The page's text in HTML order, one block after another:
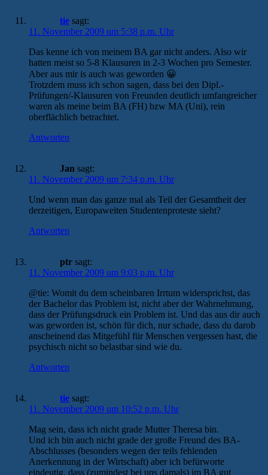
tie sagt:
11. November 2009 um 5:38 p.m. Uhr
Das kenne ich von meinem BA gar nicht anders. Also wir
hatten meist so 5-8 Klausuren in 2-3 Wochen pro Semester.
Aber aus mir is auch was geworden 😀
Trotzdem muss ich schon sagen, dass bei den Dipl.-
Prüfungen/-Klausuren von Freunden deutlich umfangreicher
waren als meine beim BA (FH) bzw MA (Uni), rein
oberflächlich betrachtet.
Antworten
Jan sagt:
11. November 2009 um 7:34 p.m. Uhr
Und wenn man das ganze mal als Teil der Gesamtheit der
derzeitigen, Europaweiten Studentenproteste sieht?
Antworten
ptr sagt:
11. November 2009 um 9:03 p.m. Uhr
@tie: Womit du dem scheinbaren Irrtum widersprichst, das
der Bachelor das Problem ist, nicht aber der Wahrnehmung,
dass der Prüfungsdruck ein Problem ist. Und das aus dir auch
was geworden ist, schön für dich, nur schade, dass du darob
anscheinend das Mitgefühl für Menschen vergessen hast, die
psychisch nicht so belastbar sind wie du.
Antworten
tie sagt:
11. November 2009 um 10:52 p.m. Uhr
Mag sein, dass ich nicht grade Mutter Theresa bin.
Und ich bin auch nicht grade der große Freund des BA-
Abschlusses (besonders wegen der teils fehlenden
Anerkennung in der Wirtschaft) aber ich befürworte
eindeutig, dass (zumindest bei uns damals) im BA gut